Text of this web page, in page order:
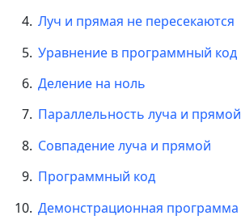
Луч и прямая не пересекаются
Уравнение в программный код
Деление на ноль
Параллельность луча и прямой
Совпадение луча и прямой
Программный код
Демонстрационная программа